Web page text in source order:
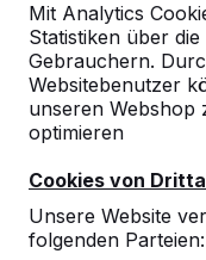
Mit Analytics
Statistiken über
Gebrauchern.
Websitebenutzer
unseren Webshop
optimieren
Cookies von
Unsere Website
folgenden Parteien: